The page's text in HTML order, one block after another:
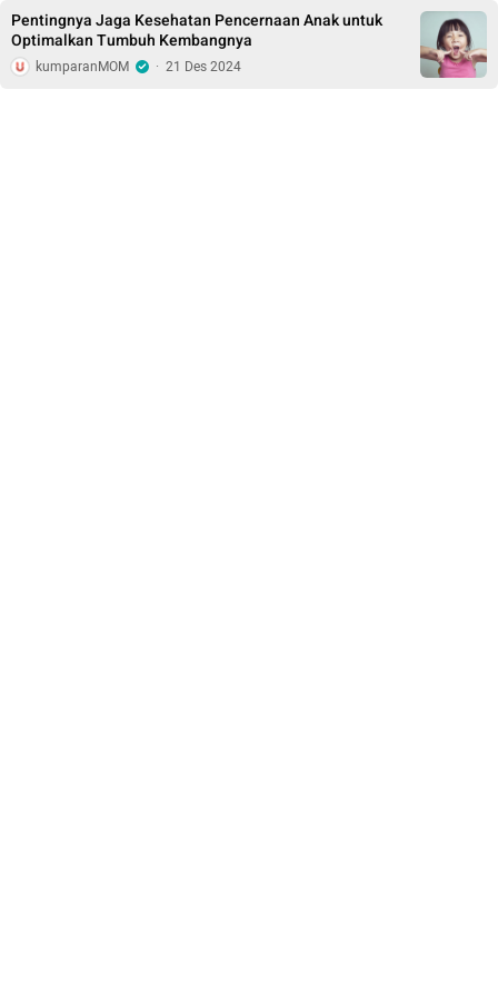
Pentingnya Jaga Kesehatan Pencernaan Anak untuk
Optimalkan Tumbuh Kembangnya
kumparanMOM · 21 Des 2024